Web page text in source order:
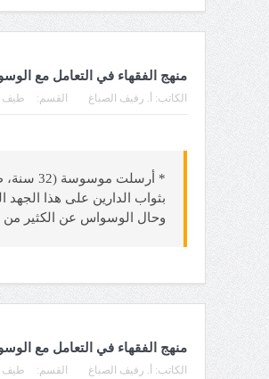
منهج الفقهاء في التعامل مع
الكاتب: أ. رفيف الصباغ القسم: طيف
بثواب الدارين على هذا
وحال الوسواس عن الكثير
منهج الفقهاء في التعامل مع
الكاتب: أ. رفيف الصباغ القسم: طيف